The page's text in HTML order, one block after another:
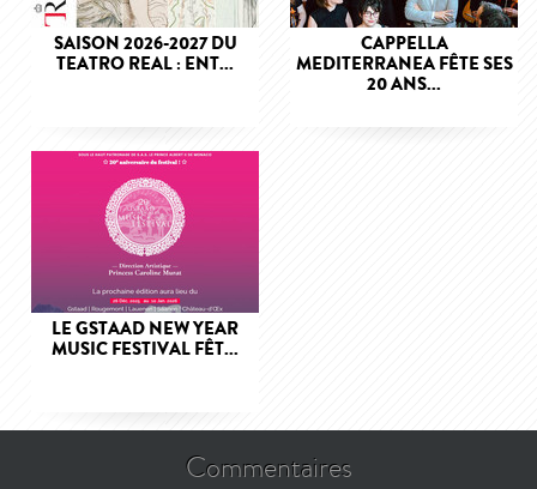
SAISON 2026-2027 DU
TEATRO REAL : ENT...
CAPPELLA
MEDITERRANEA FÊTE SES
20 ANS...
LE GSTAAD NEW YEAR
MUSIC FESTIVAL FÊT...
Commentaires